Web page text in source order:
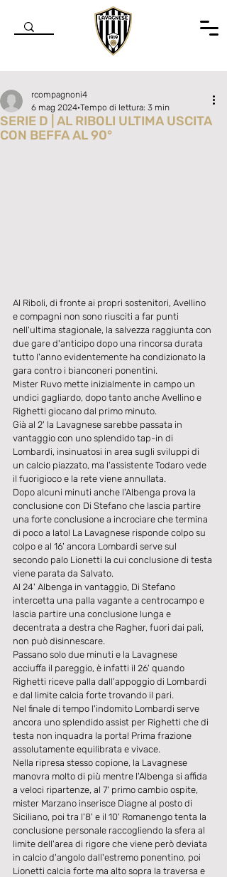
SERIE D | AL RIBOLI ULTIMA USCITA
CON BEFFA AL 90°
rcompagnoni4
6 mag 2024 Tempo di lettura: 3 min
Al Riboli, di fronte ai propri sostenitori, Avellino
e compagni non sono riusciti a far punti
nell'ultima stagionale, la salvezza raggiunta con
due gare d'anticipo dopo una rincorsa durata
tutto l'anno evidentemente ha condizionato la
gara contro i bianconeri ponentini.
Mister Ruvo mette inizialmente in campo un
undici gagliardo, dopo tanto anche Avellino e
Righetti giocano dal primo minuto.
Già al 2' la Lavagnese sarebbe passata in
vantaggio con uno splendido tap-in di
Lombardi, insinuatosi in area sugli sviluppi di
un calcio piazzato, ma l'assistente Todaro vede
il fuorigioco e la rete viene annullata.
Dopo alcuni minuti anche l'Albenga prova la
conclusione con Di Stefano che lascia partire
una forte conclusione a incrociare che termina
di poco a lato! La Lavagnese risponde colpo su
colpo e al 16' ancora Lombardi serve sul
secondo palo Lionetti la cui conclusione di testa
viene parata da Salvato.
Al 24' Albenga in vantaggio, Di Stefano
intercetta una palla vagante a centrocampo e
lascia partire una conclusione lunga e
decentrata a destra che Ragher, fuori dai pali,
non può disinnescare.
Passano solo due minuti e la Lavagnese
acciuffa il pareggio, è infatti il 26' quando
Righetti riceve palla dall'appoggio di Lombardi
e dal limite calcia forte trovando il pari.
Nel finale di tempo l'indomito Lombardi serve
ancora uno splendido assist per Righetti che di
testa non inquadra la porta! Prima frazione
assolutamente equilibrata e vivace.
Nella ripresa stesso copione, la Lavagnese
manovra molto di più mentre l'Albenga si affida
a veloci ripartenze, al 7' primo cambio ospite,
mister Marzano inserisce Diagne al posto di
Siciliano, poi tra l'8' e il 10' Romanengo tenta la
conclusione personale raccogliendo la sfera al
limite dell'area di rigore che viene però deviata
in calcio d'angolo dall'estremo ponentino, poi
Lionetti calcia forte ma alto sopra la traversa e